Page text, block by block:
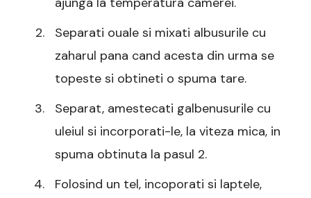
Separati ouale si mixati albusurile cu
zaharul pana cand acesta din urma se
topeste si obtineti o spuma tare.
Separat, amestecati galbenusurile cu
uleiul si incorporati-le, la viteza mica, in
spuma obtinuta la pasul 2.
Folosind un tel, incoporati si laptele,